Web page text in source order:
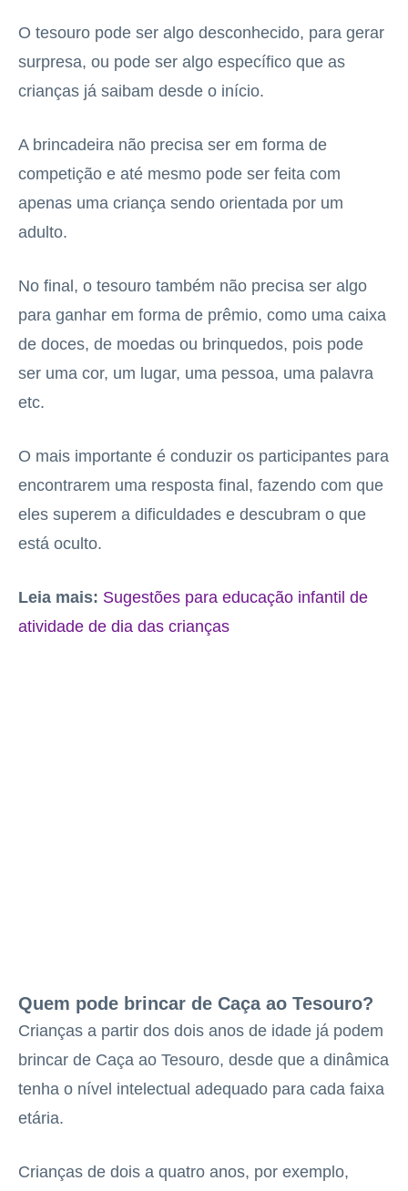
O tesouro pode ser algo desconhecido, para gerar
surpresa, ou pode ser algo específico que as
crianças já saibam desde o início.
A brincadeira não precisa ser em forma de
competição e até mesmo pode ser feita com
apenas uma criança sendo orientada por um
adulto.
No final, o tesouro também não precisa ser algo
para ganhar em forma de prêmio, como uma caixa
de doces, de moedas ou brinquedos, pois pode
ser uma cor, um lugar, uma pessoa, uma palavra
etc.
O mais importante é conduzir os participantes para
encontrarem uma resposta final, fazendo com que
eles superem a dificuldades e descubram o que
está oculto.
Leia mais: Sugestões para educação infantil de
atividade de dia das crianças
Quem pode brincar de Caça ao Tesouro?
Crianças a partir dos dois anos de idade já podem
brincar de Caça ao Tesouro, desde que a dinâmica
tenha o nível intelectual adequado para cada faixa
etária.
Crianças de dois a quatro anos, por exemplo,